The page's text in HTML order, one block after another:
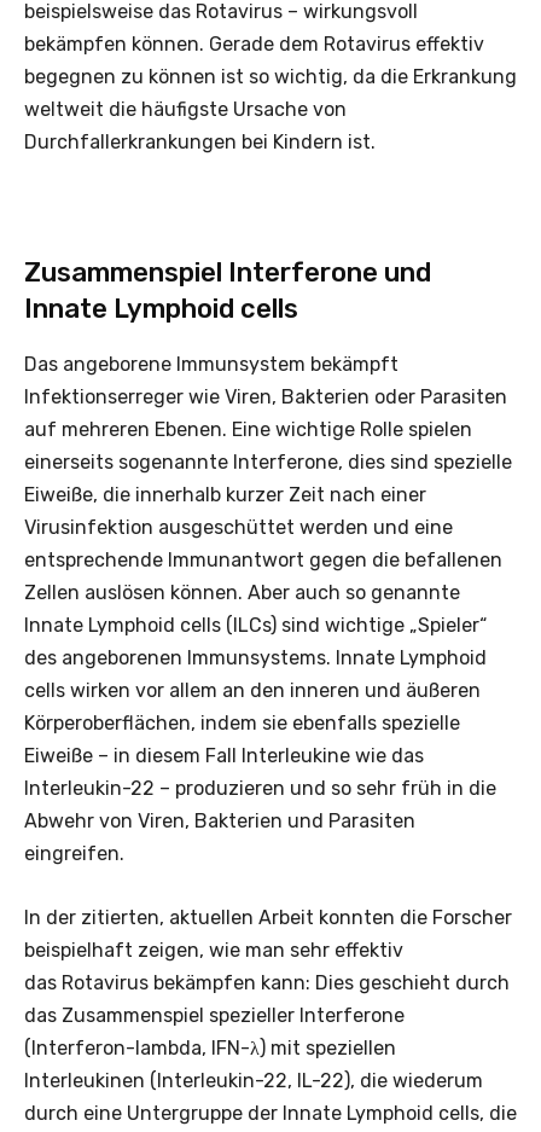
beispielsweise das Rotavirus – wirkungsvoll
bekämpfen können. Gerade dem Rotavirus effektiv
begegnen zu können ist so wichtig, da die Erkrankung
weltweit die häufigste Ursache von
Durchfallerkrankungen bei Kindern ist.
Zusammenspiel Interferone und
Innate Lymphoid cells
Das angeborene Immunsystem bekämpft
Infektionserreger wie Viren, Bakterien oder Parasiten
auf mehreren Ebenen. Eine wichtige Rolle spielen
einerseits sogenannte Interferone, dies sind spezielle
Eiweiße, die innerhalb kurzer Zeit nach einer
Virusinfektion ausgeschüttet werden und eine
entsprechende Immunantwort gegen die befallenen
Zellen auslösen können. Aber auch so genannte
Innate Lymphoid cells (ILCs) sind wichtige „Spieler“
des angeborenen Immunsystems. Innate Lymphoid
cells wirken vor allem an den inneren und äußeren
Körperoberflächen, indem sie ebenfalls spezielle
Eiweiße – in diesem Fall Interleukine wie das
Interleukin-22 – produzieren und so sehr früh in die
Abwehr von Viren, Bakterien und Parasiten
eingreifen.
In der zitierten, aktuellen Arbeit konnten die Forscher
beispielhaft zeigen, wie man sehr effektiv
das Rotavirus bekämpfen kann: Dies geschieht durch
das Zusammenspiel spezieller Interferone
(Interferon-lambda, IFN-λ) mit speziellen
Interleukinen (Interleukin-22, IL-22), die wiederum
durch eine Untergruppe der Innate Lymphoid cells, die